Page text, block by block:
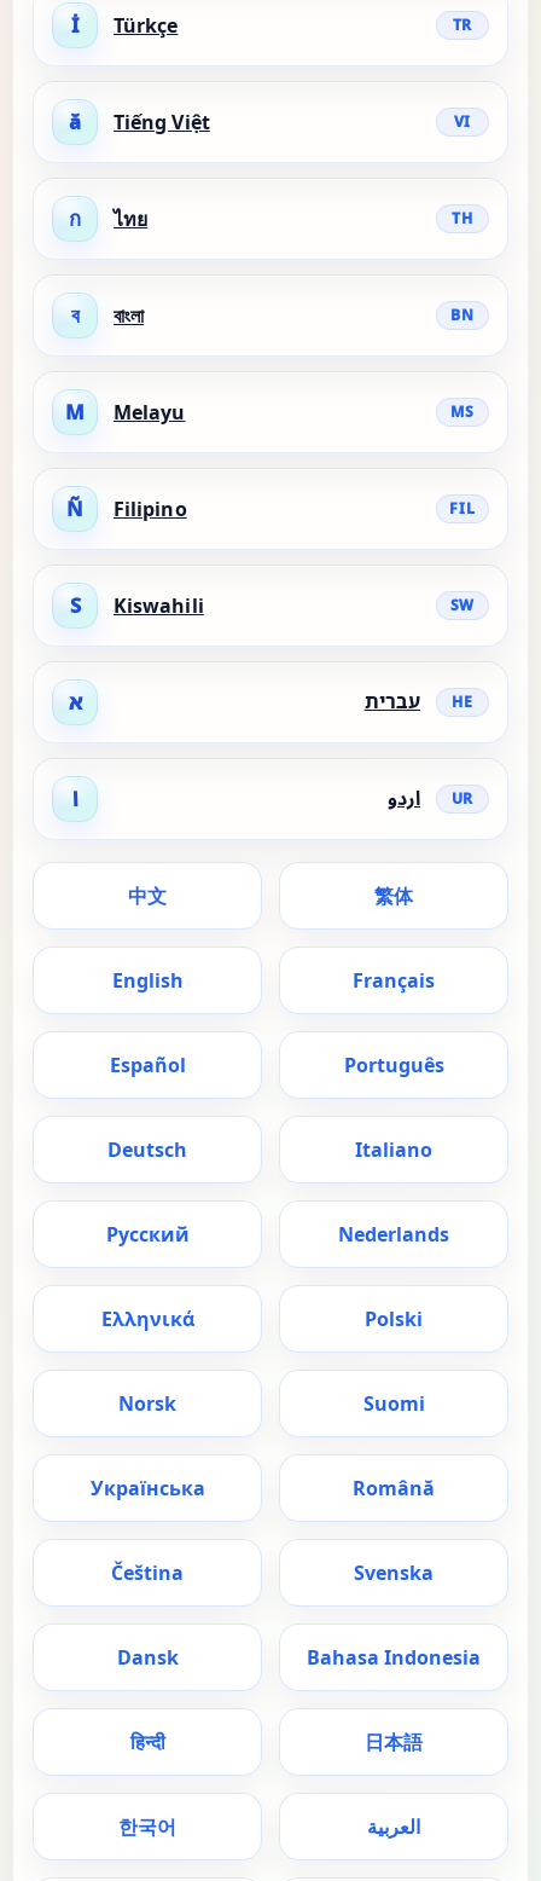
İ Türkçe TR
ă Tiếng Việt VI
ก ไทย TH
ব বাংলা BN
M Melayu MS
Ñ Filipino FIL
S Kiswahili SW
א עברית HE
ا اردو UR
中文 繁体
English Français
Español Português
Deutsch Italiano
Русский Nederlands
Ελληνικά Polski
Norsk Suomi
Українська Română
Čeština Svenska
Dansk Bahasa Indonesia
हिन्दी 日本語
한국어 العربية